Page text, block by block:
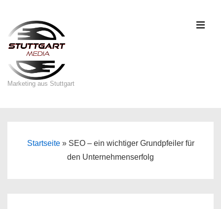
Inhalt
Marketing aus Stuttgart
Startseite» SEO – ein wichtiger Grundpfeiler für
den Unternehmenserfolg